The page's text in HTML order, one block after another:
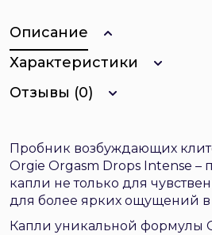
Описание
Характеристики
Отзывы (0)
Пробник возбуждающих
Orgie Orgasm Drops Intense –
капли не только для
для более ярких ощущений в
Капли уникальной формулы